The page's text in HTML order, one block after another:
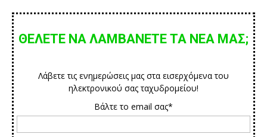
ΘΕΛΕΤΕ ΝΑ ΛΑΜΒΑΝΕΤΕ ΤΑ ΝΕΑ ΜΑΣ;
Λάβετε τις ενημερώσεις μας στα εισερχόμενα του
ηλεκτρονικού σας ταχυδρομείου!
Βάλτε το email σας*